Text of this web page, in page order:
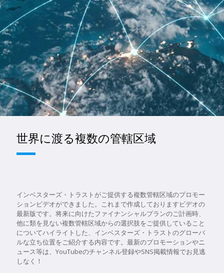
世界に渡る複数の管轄区域
インベスターズ・トラストがご提供する複数管轄区域のプロモー
ションビデオができました。これまで作成しておりますビデオの
最新版です。将来に向けたファイナンシャルプランのご計画時、
他に類を見ない複数管轄区域からの選択肢をご提供していること
についてハイライトした、インベスターズ・トラストのグローバ
ルな立ち位置をご紹介する内容です。最新のプロモーションやニ
ュース等は、YouTubeのチャンネル登録やSNS掲載情報でお見逃
しなく！